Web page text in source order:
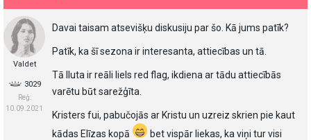
Valdet
3029
Reģ:
10.09.2021
Davai taisam atsevišķu diskusiju par šo. Kā jums patīk?
Patīk, ka šī sezona ir interesanta, attiecības un tā.
Tā Iluta ir reāli liels red flag, ikdiena ar tādu attiecībās
varētu būt sarežģīta.
Kristers fui, pabučojās ar Kristu un uzreiz skrien pie kaut
kādas Elīzas kopā
bet vispār liekas, ka viņi tur visi